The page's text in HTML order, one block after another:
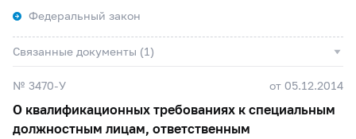
Федеральный закон
Связанные документы (1)
№ 3470-У от 05.12.2014
О квалификационных требованиях к специальным
должностным лицам, ответственным